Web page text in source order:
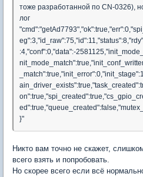
тоже разработанной по CN-0326),
лог
:4,"conf":0,"data":-
}"
Никто вам точно не скажет,
всего взять и попробовать.
Но скорее всего если всё